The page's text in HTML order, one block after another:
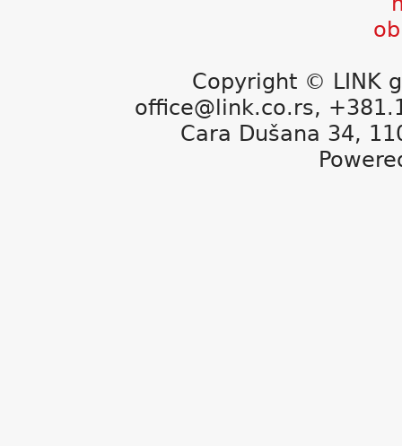
Copyright © LINK
office@link.co.rs,
Cara Dušana 34,